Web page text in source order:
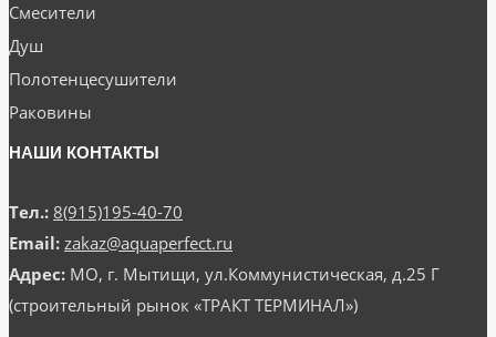
Смесители
Душ
Полотенцесушители
Раковины
НАШИ КОНТАКТЫ
Тел.: 8(915)195-40-70
Email: zakaz@aquaperfect.ru
Адрес: МО, г. Мытищи, ул.Коммунистическая, д.25 Г
(строительный рынок «ТРАКТ ТЕРМИНАЛ»)